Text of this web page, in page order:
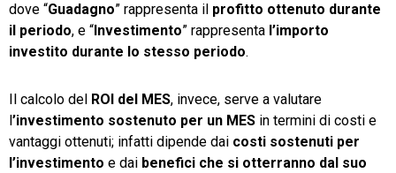
dove “Guadagno” rappresenta il profitto ottenuto durante
il periodo, e “ Investimento” rappresenta l’importo
investito durante lo stesso periodo.
Il calcolo del ROI del MES, invece, serve a valutare
’investimento sostenuto per un MES in termini di costi e
vantaggi ottenuti; infatti dipende dai costi sostenuti per
l’investimento e dai benefici che si otterranno dal suo